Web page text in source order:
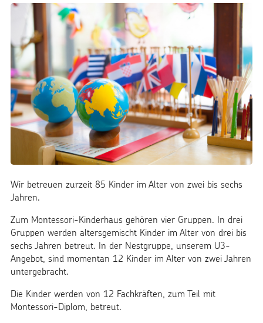
Wir betreuen zurzeit 85 Kinder im Alter von zwei bis sechs
Jahren.
Zum Montessori-Kinderhaus gehören vier Gruppen. In drei
Gruppen werden altersgemischt Kinder im Alter von drei bis
sechs Jahren betreut. In der Nestgruppe, unserem U3-
Angebot, sind momentan 12 Kinder im Alter von zwei Jahren
untergebracht.
Die Kinder werden von 12 Fachkräften, zum Teil mit
Montessori-Diplom, betreut.